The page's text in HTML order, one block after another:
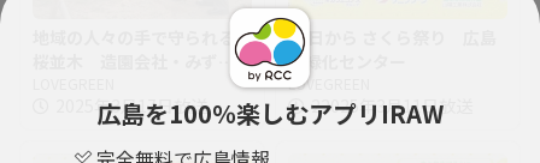
広島を100％楽しむアプリIRAW
桜並木 造園会社・みずえ
2025年3月17日放送
22日から さくら祭り 広島
県緑化センター
LOVEGREEN
22025年3月11日放送